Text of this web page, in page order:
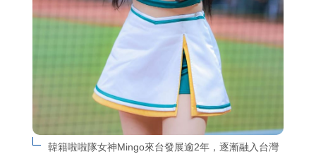
韓籍啦啦隊女神Mingo來台發展逾2年，逐漸融入台灣